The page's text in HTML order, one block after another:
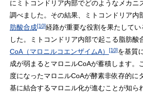
にミトコンドリア内部でどのようなメカニ
調べました。その結果、ミトコンドリア内
肪酸合成[10]経路が重要な役割を果たしてい
した。ミトコンドリア内部で起こる脂肪酸
CoA（マロニルコエンザイムA）
[10]を基質
成が弱まるとマロニルCoAが蓄積します。
度になったマロニルCoAが酵素非依存的に
基に結合するマロニル化が進むことが知ら